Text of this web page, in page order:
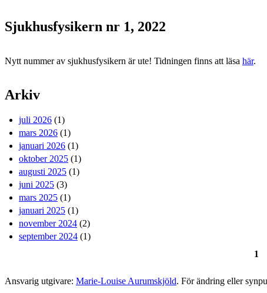
Sjukhusfysikern nr 1, 2022
Nytt nummer av sjukhusfysikern är ute! Tidningen finns att läsa här.
Arkiv
juli 2026 (1)
mars 2026 (1)
januari 2026 (1)
oktober 2025 (1)
augusti 2025 (1)
juni 2025 (3)
mars 2025 (1)
januari 2025 (1)
november 2024 (2)
september 2024 (1)
1
Ansvarig utgivare: Marie-Louise Aurumskjöld. För ändring eller